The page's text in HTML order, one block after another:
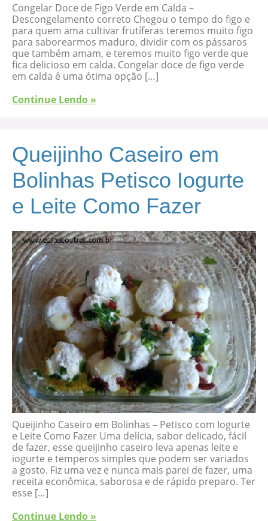
Congelar Doce de Figo Verde em Calda –
Descongelamento correto Chegou o tempo do figo e
para quem ama cultivar frutíferas teremos muito figo
para saborearmos maduro, dividir com os pássaros
que também amam, e teremos muito figo verde que
fica delicioso em calda. Congelar doce de figo verde
em calda é uma ótima opção […]
Continue Lendo »
Queijinho Caseiro em
Bolinhas Petisco Iogurte
e Leite Como Fazer
Queijinho Caseiro em Bolinhas – Petisco com Iogurte
e Leite Como Fazer Uma delícia, sabor delicado, fácil
de fazer, esse queijinho caseiro leva apenas leite e
iogurte e temperos simples que podem ser variados
a gosto. Fiz uma vez e nunca mais parei de fazer, uma
receita econômica, saborosa e de rápido preparo. Ter
esse […]
Continue Lendo »